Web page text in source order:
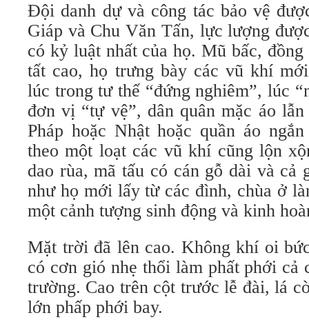
Đội danh dự và công tác bảo vệ
Giáp và Chu Văn Tấn, lực lượng
có kỷ luật nhất của họ. Mũ bấc,
tất cao, họ trưng bày các vũ khí
lúc trong tư thế “đứng nghiêm”, lúc
đơn vị “tự vệ”, dân quân mặc áo
Pháp hoặc Nhật hoặc quần áo
theo một loạt các vũ khí cũng lộn
dao rùa, mã tấu có cán gỗ dài và
như họ mới lấy từ các đình, chùa ở
một cảnh tượng sinh động và kinh
Mặt trời đã lên cao. Không khí oi
có cơn gió nhẹ thổi làm phất phới cả
trường. Cao trên cột trước lễ đài, lá
lớn phấp phới bay.